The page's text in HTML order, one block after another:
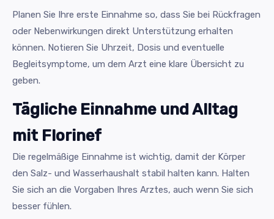
Planen Sie Ihre erste Einnahme so, dass Sie bei Rückfragen
oder Nebenwirkungen direkt Unterstützung erhalten
können. Notieren Sie Uhrzeit, Dosis und eventuelle
Begleitsymptome, um dem Arzt eine klare Übersicht zu
geben.
Tägliche Einnahme und Alltag
mit Florinef
Die regelmäßige Einnahme ist wichtig, damit der Körper
den Salz- und Wasserhaushalt stabil halten kann. Halten
Sie sich an die Vorgaben Ihres Arztes, auch wenn Sie sich
besser fühlen.